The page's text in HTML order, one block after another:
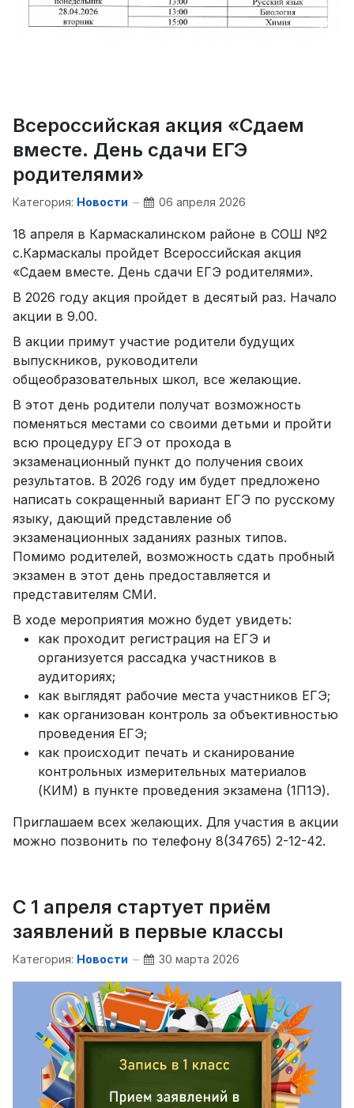
Всероссийская акция «Сдаем
вместе. День сдачи ЕГЭ
родителями»
Категория: Новости 06 апреля 2026
18 апреля в Кармаскалинском районе в СОШ №2
с.Кармаскалы пройдет Всероссийская акция
«Сдаем вместе. День сдачи ЕГЭ родителями».
В 2026 году акция пройдет в десятый раз. Начало
акции в 9.00.
В акции примут участие родители будущих
выпускников, руководители
общеобразовательных школ, все желающие.
В этот день родители получат возможность
поменяться местами со своими детьми и пройти
всю процедуру ЕГЭ от прохода в
экзаменационный пункт до получения своих
результатов. В 2026 году им будет предложено
написать сокращенный вариант ЕГЭ по русскому
языку, дающий представление об
экзаменационных заданиях разных типов.
Помимо родителей, возможность сдать пробный
экзамен в этот день предоставляется и
представителям СМИ.
В ходе мероприятия можно будет увидеть:
как проходит регистрация на ЕГЭ и
организуется рассадка участников в
аудиториях;
как выглядят рабочие места участников ЕГЭ;
как организован контроль за объективностью
проведения ЕГЭ;
как происходит печать и сканирование
контрольных измерительных материалов
(КИМ) в пункте проведения экзамена (1П1Э).
Приглашаем всех желающих. Для участия в акции
можно позвонить по телефону 8(34765) 2-12-42.
С 1 апреля стартует приём
заявлений в первые классы
Категория: Новости 30 марта 2026